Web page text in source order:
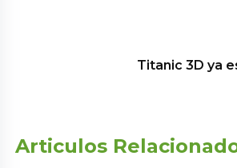
Titanic 3D ya
Articulos